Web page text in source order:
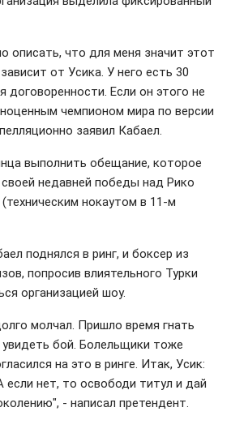
описать, что для меня значит этот
от Усика. У него есть 30
договоренности. Если он этого не
чемпионом мира по версии
заявил Кабаел.
выполнить обещание, которое
недавней победы над Рико
нокаутом в 11-м
поднялся в ринг, и боксер из
попросив влиятельного Турки
организацией шоу.
молчал. Пришло время гнать
бой. Болельщики тоже
на это в ринге. Итак, Усик:
если нет, то освободи титул и дай
- написал претендент.